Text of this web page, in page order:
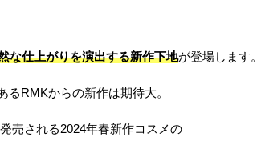
な仕上がりを演出する新作下地が登場します。
RMKからの新作は期待大。
売される2024年春新作コスメの